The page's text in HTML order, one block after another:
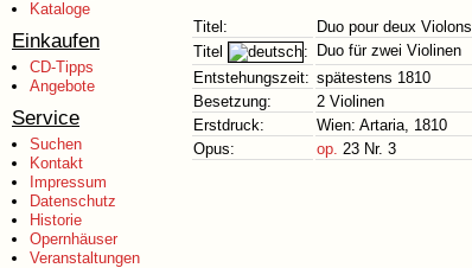
Kataloge
Einkaufen
CD-Tipps
Angebote
Service
Suchen
Kontakt
Impressum
Datenschutz
Historie
Opernhäuser
Veranstaltungen
Titel:
Duo pour deux Violons
Titel
:
Duo für zwei Violinen
Entstehungszeit: spätestens 1810
Besetzung:
2 Violinen
Erstdruck:
Wien: Artaria, 1810
Opus:
op. 23 Nr. 3